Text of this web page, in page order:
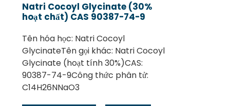
Natri Cocoyl Glycinate (30%
hoạt chất) CAS 90387-74-9
Tên hóa học: Natri Cocoyl
GlycinateTên gọi khác: Natri Cocoyl
Glycinate (hoạt tính 30%)CAS:
90387-74-9Công thức phân tử:
C14H26NNaO3